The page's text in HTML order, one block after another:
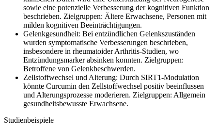
sowie eine potenzielle Verbesserung der kognitiven Funktion
beschrieben. Zielgruppen: Ältere Erwachsene, Personen mit
milden kognitiven Beeinträchtigungen.
Gelenkgesundheit: Bei entzündlichen Gelenkszuständen
wurden symptomatische Verbesserungen beschrieben,
insbesondere in rheumatoider Arthritis-Studien, wo
Entzündungsmarker absinken konnten. Zielgruppen:
Betroffene von Gelenkbeschwerden.
Zellstoffwechsel und Alterung: Durch SIRT1-Modulation
könnte Curcumin den Zellstoffwechsel positiv beeinflussen
und Alterungsprozesse moderieren. Zielgruppen: Allgemein
gesundheitsbewusste Erwachsene.
Studienbeispiele